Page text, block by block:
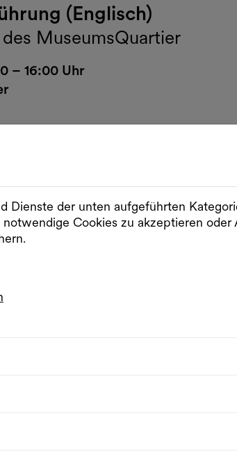
(Englisch)
MuseumsQuartier
– 16:00 Uhr
Musik
| Sessions #09
Uhr
Dienste der unten aufgeführten
Cookies zu akzeptieren oder